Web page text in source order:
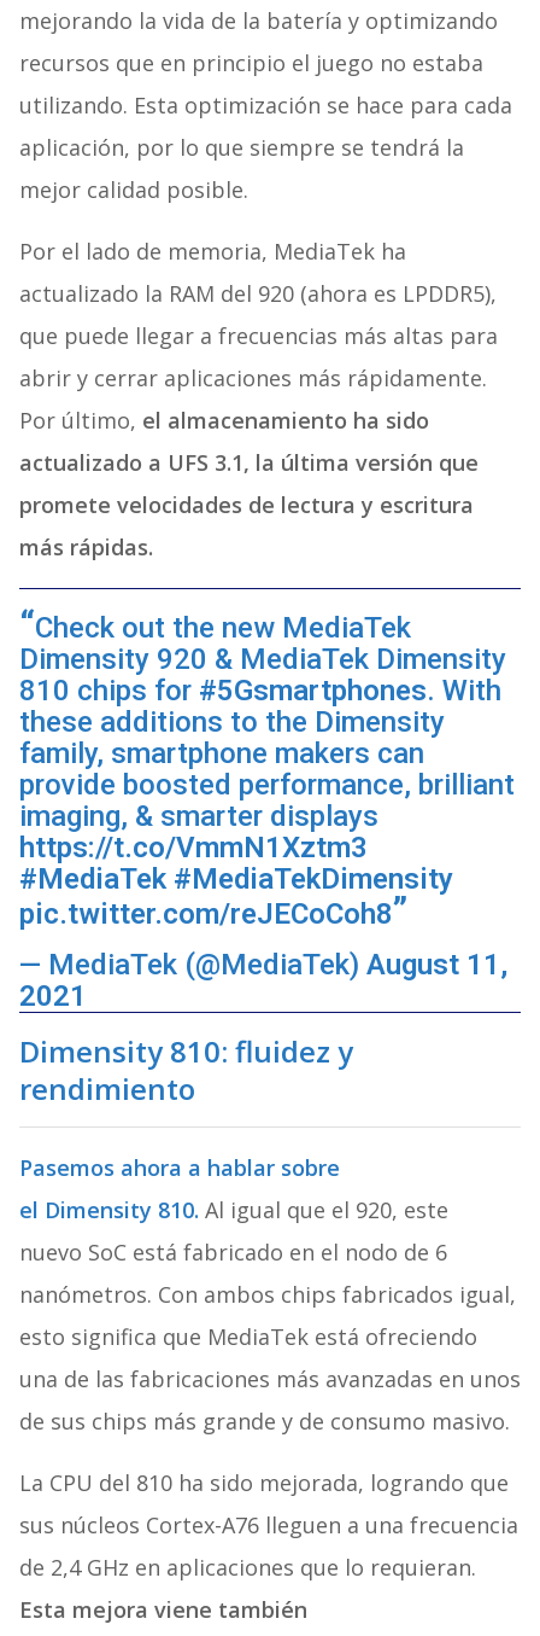
mejorando la vida de la batería y optimizando
recursos que en principio el juego no estaba
utilizando. Esta optimización se hace para cada
aplicación, por lo que siempre se tendrá la
mejor calidad posible.
Por el lado de memoria, MediaTek ha
actualizado la RAM del 920 (ahora es LPDDR5),
que puede llegar a frecuencias más altas para
abrir y cerrar aplicaciones más rápidamente.
Por último, el almacenamiento ha sido
actualizado a UFS 3.1, la última versión que
promete velocidades de lectura y escritura
más rápidas.
Check out the new MediaTek
Dimensity 920 & MediaTek Dimensity
810 chips for #5Gsmartphones. With
these additions to the Dimensity
family, smartphone makers can
provide boosted performance, brilliant
imaging, & smarter displays
https://t.co/VmmN1Xztm3
#MediaTek #MediaTekDimensity
pic.twitter.com/reJECoCoh8
— MediaTek (@MediaTek) August 11,
2021
Dimensity 810: fluidez y
rendimiento
Pasemos ahora a hablar sobre
el Dimensity 810. Al igual que el 920, este
nuevo SoC está fabricado en el nodo de 6
nanómetros. Con ambos chips fabricados igual,
esto significa que MediaTek está ofreciendo
una de las fabricaciones más avanzadas en unos
de sus chips más grande y de consumo masivo.
La CPU del 810 ha sido mejorada, logrando que
sus núcleos Cortex-A76 lleguen a una frecuencia
de 2,4 GHz en aplicaciones que lo requieran.
Esta mejora viene también